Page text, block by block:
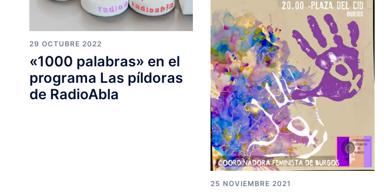
29 OCTUBRE 2022
«1000 palabras» en el
programa Las píldoras
de RadioAbla
25 NOVIEMBRE 2021